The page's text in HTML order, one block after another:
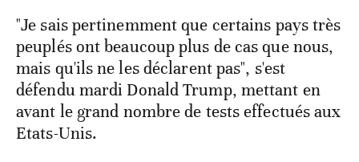
"Je sais pertinemment que certains pays très
peuplés ont beaucoup plus de cas que nous,
mais qu'ils ne les déclarent pas", s'est
défendu mardi Donald Trump, mettant en
avant le grand nombre de tests effectués aux
Etats-Unis.